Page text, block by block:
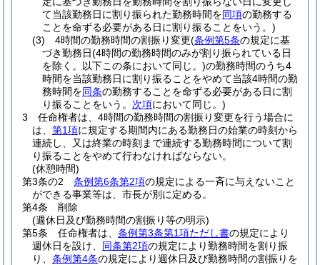
て当該勤務日に割り振られた勤務時間を同項の勤務する
ことを命ずる必要がある日に割り振ることをいう。)
(3)
4時間の勤務時間の割振り変更(条例第5条の規定に基
づき勤務日(4時間の勤務時間のみが割り振られている日
を除く。以下この条において同じ。)の勤務時間のうち4
時間を当該勤務日に割り振ることをやめて当該4時間の勤
務時間を同条の勤務することを命ずる必要がある日に割
り振ることをいう。 次項において同じ。)
3
任命権者は、4時間の勤務時間の割振り変更を行う場合に
は、 第1項に規定する期間内にある勤務日の始業の時刻から
連続し、又は終業の時刻まで連続する勤務時間について割
り振ることをやめて行わなければならない。
(休憩時間)
第3条の2
条例第6条第2項の規定による一斉に与えないこと
ができる事業等は、市長が別に定める。
第4条
削除
(週休日及び勤務時間の割振り等の明示)
第5条
任命権者は、 条例第3条第1項ただし書の規定により
週休日を設け、 同条第2項の規定により勤務時間を割り振
り、 条例第4条の規定により週休日及び勤務時間の割振りを